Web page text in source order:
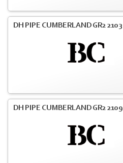
DH PIPE CUMBERLAND GR2 2103
DH PIPE CUMBERLAND GR2 2109